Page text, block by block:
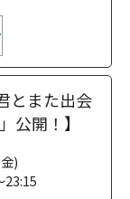
とまた出会
公開！】
)
23:15